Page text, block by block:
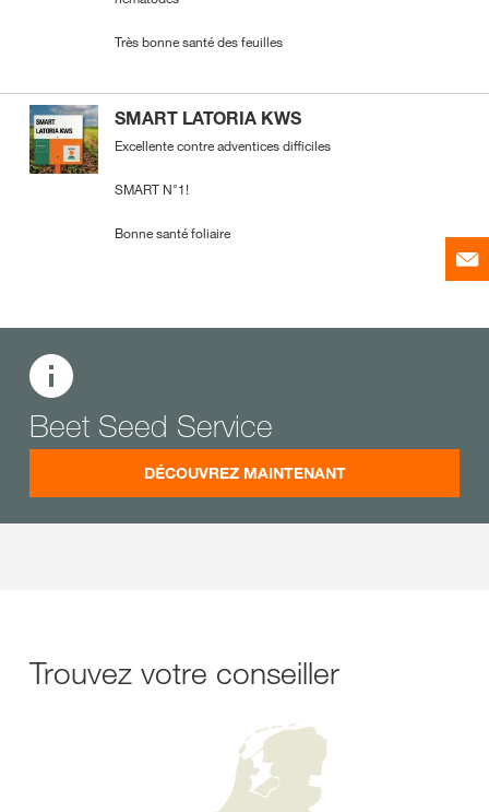
Très bonne santé des feuilles
SMART LATORIA KWS
Excellente contre adventices difficiles
SMART N°1!
Bonne santé foliaire
Beet Seed Service
DÉCOUVREZ MAINTENANT
Trouvez votre conseiller